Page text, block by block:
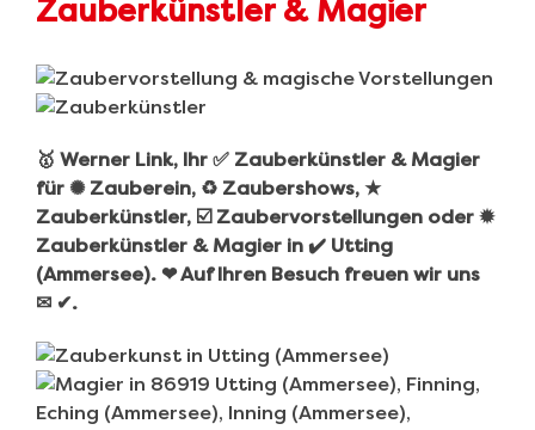
🥇 Werner Link, Ihr ✅ Zauberkünstler & Magier
für ✺ Zauberein, ♻ Zaubershows, ★
Zauberkünstler, ☑️ Zaubervorstellungen oder ✹
Zauberkünstler & Magier in ✔️ Utting
(Ammersee). ❤ Auf Ihren Besuch freuen wir uns
✉ ✔.